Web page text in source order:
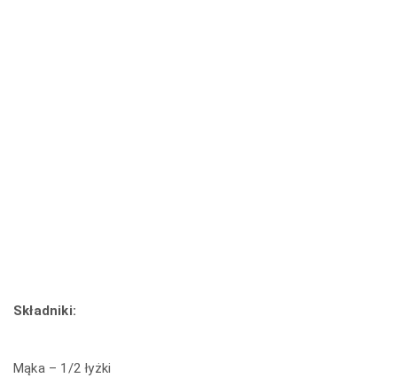
Składniki:
Mąka – 1/2 łyżki